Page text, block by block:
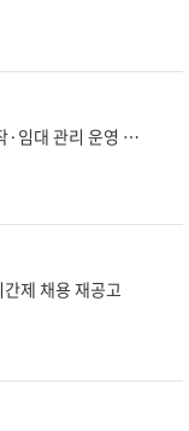
제28회 보령머드축제 머드체험존 체험시설물 제작·임대 관리 운영 용역 우선 협상대상자 공고
제 채용 재공고